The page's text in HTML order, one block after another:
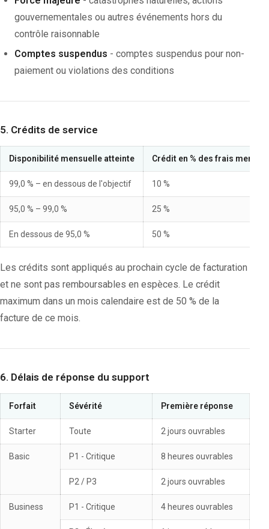
gouvernementales ou autres événements hors du
contrôle raisonnable
Comptes suspendus - comptes suspendus pour non-
paiement ou violations des conditions
5. Crédits de service
Disponibilité mensuelle atteinte Crédit en % des frais
99,0 % – en dessous de l'objectif 10 %
95,0 % – 99,0 % 25 %
En dessous de 95,0 % 50 %
Les crédits sont appliqués au prochain cycle de facturation
et ne sont pas remboursables en espèces. Le crédit
maximum dans un mois calendaire est de 50 % de la
facture de ce mois.
6. Délais de réponse du support
Forfait Sévérité Première réponse
Starter Toute 2 jours ouvrables
Basic P1 - Critique 8 heures ouvrables
P2 / P3 2 jours ouvrables
Business P1 - Critique 4 heures ouvrables